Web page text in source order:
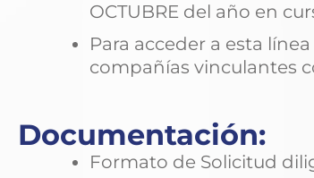
OCTUBRE del año en
Para acceder a esta
compañías vinculantes
Documentación:
Formato de Solicitud